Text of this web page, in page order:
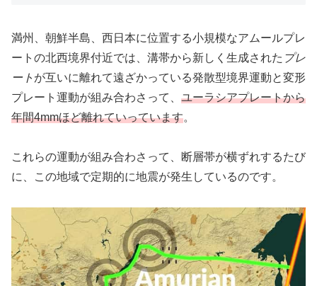
満州、朝鮮半島、西日本に位置する小規模なアムールプレ
ートの北西境界付近では、溝帯から新しく生成された プレ
ート が互いに離れて遠ざかっている発散型境界運動と変形
プレート運動が組み合わさって、 ユーラシアプレートから
年間4mmほど離れていっています。
これらの運動が組み合わさって、断層帯が横ずれするたび
に、この地域で定期的に地震が発生しているのです。